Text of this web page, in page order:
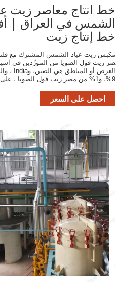
خط انتاج معاصر زيت
الشمس في العراق |
خط إنتاج زيت
صر زيت فول الصويا من المورِّدين في
9%، و1% من مصر زيت فول الصويا ، على التوالي.
احصل على السعر